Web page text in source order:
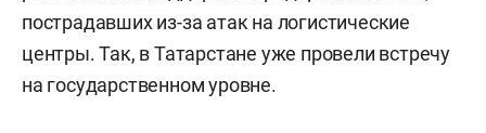
пострадавших из-за атак на логистические
центры. Так, в Татарстане уже провели встречу
на государственном уровне.